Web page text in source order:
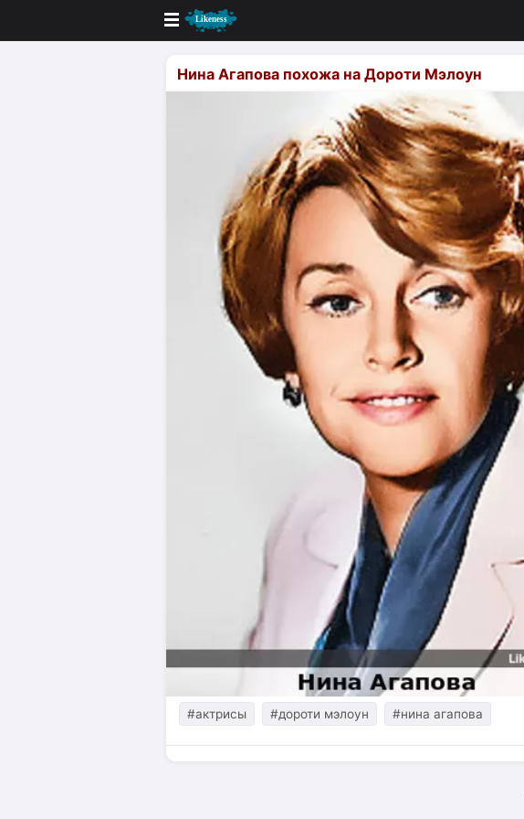
Новые
Голосование
Кандидаты
Случайное сходство 👍
Создать сходство
Для публикации необходима авторизация
Нина Агапова похожа на Дороти Мэлоун
#актрисы #дороти мэлоун #нина агапова